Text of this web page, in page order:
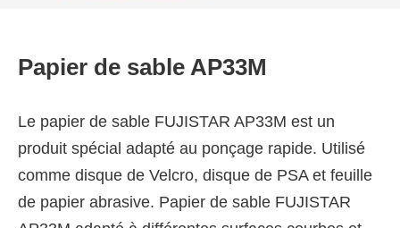
Papier de sable AP33M
Le papier de sable FUJISTAR AP33M est un
produit spécial adapté au ponçage rapide. Utilisé
comme disque de Velcro, disque de PSA et feuille
de papier abrasive. Papier de sable FUJISTAR